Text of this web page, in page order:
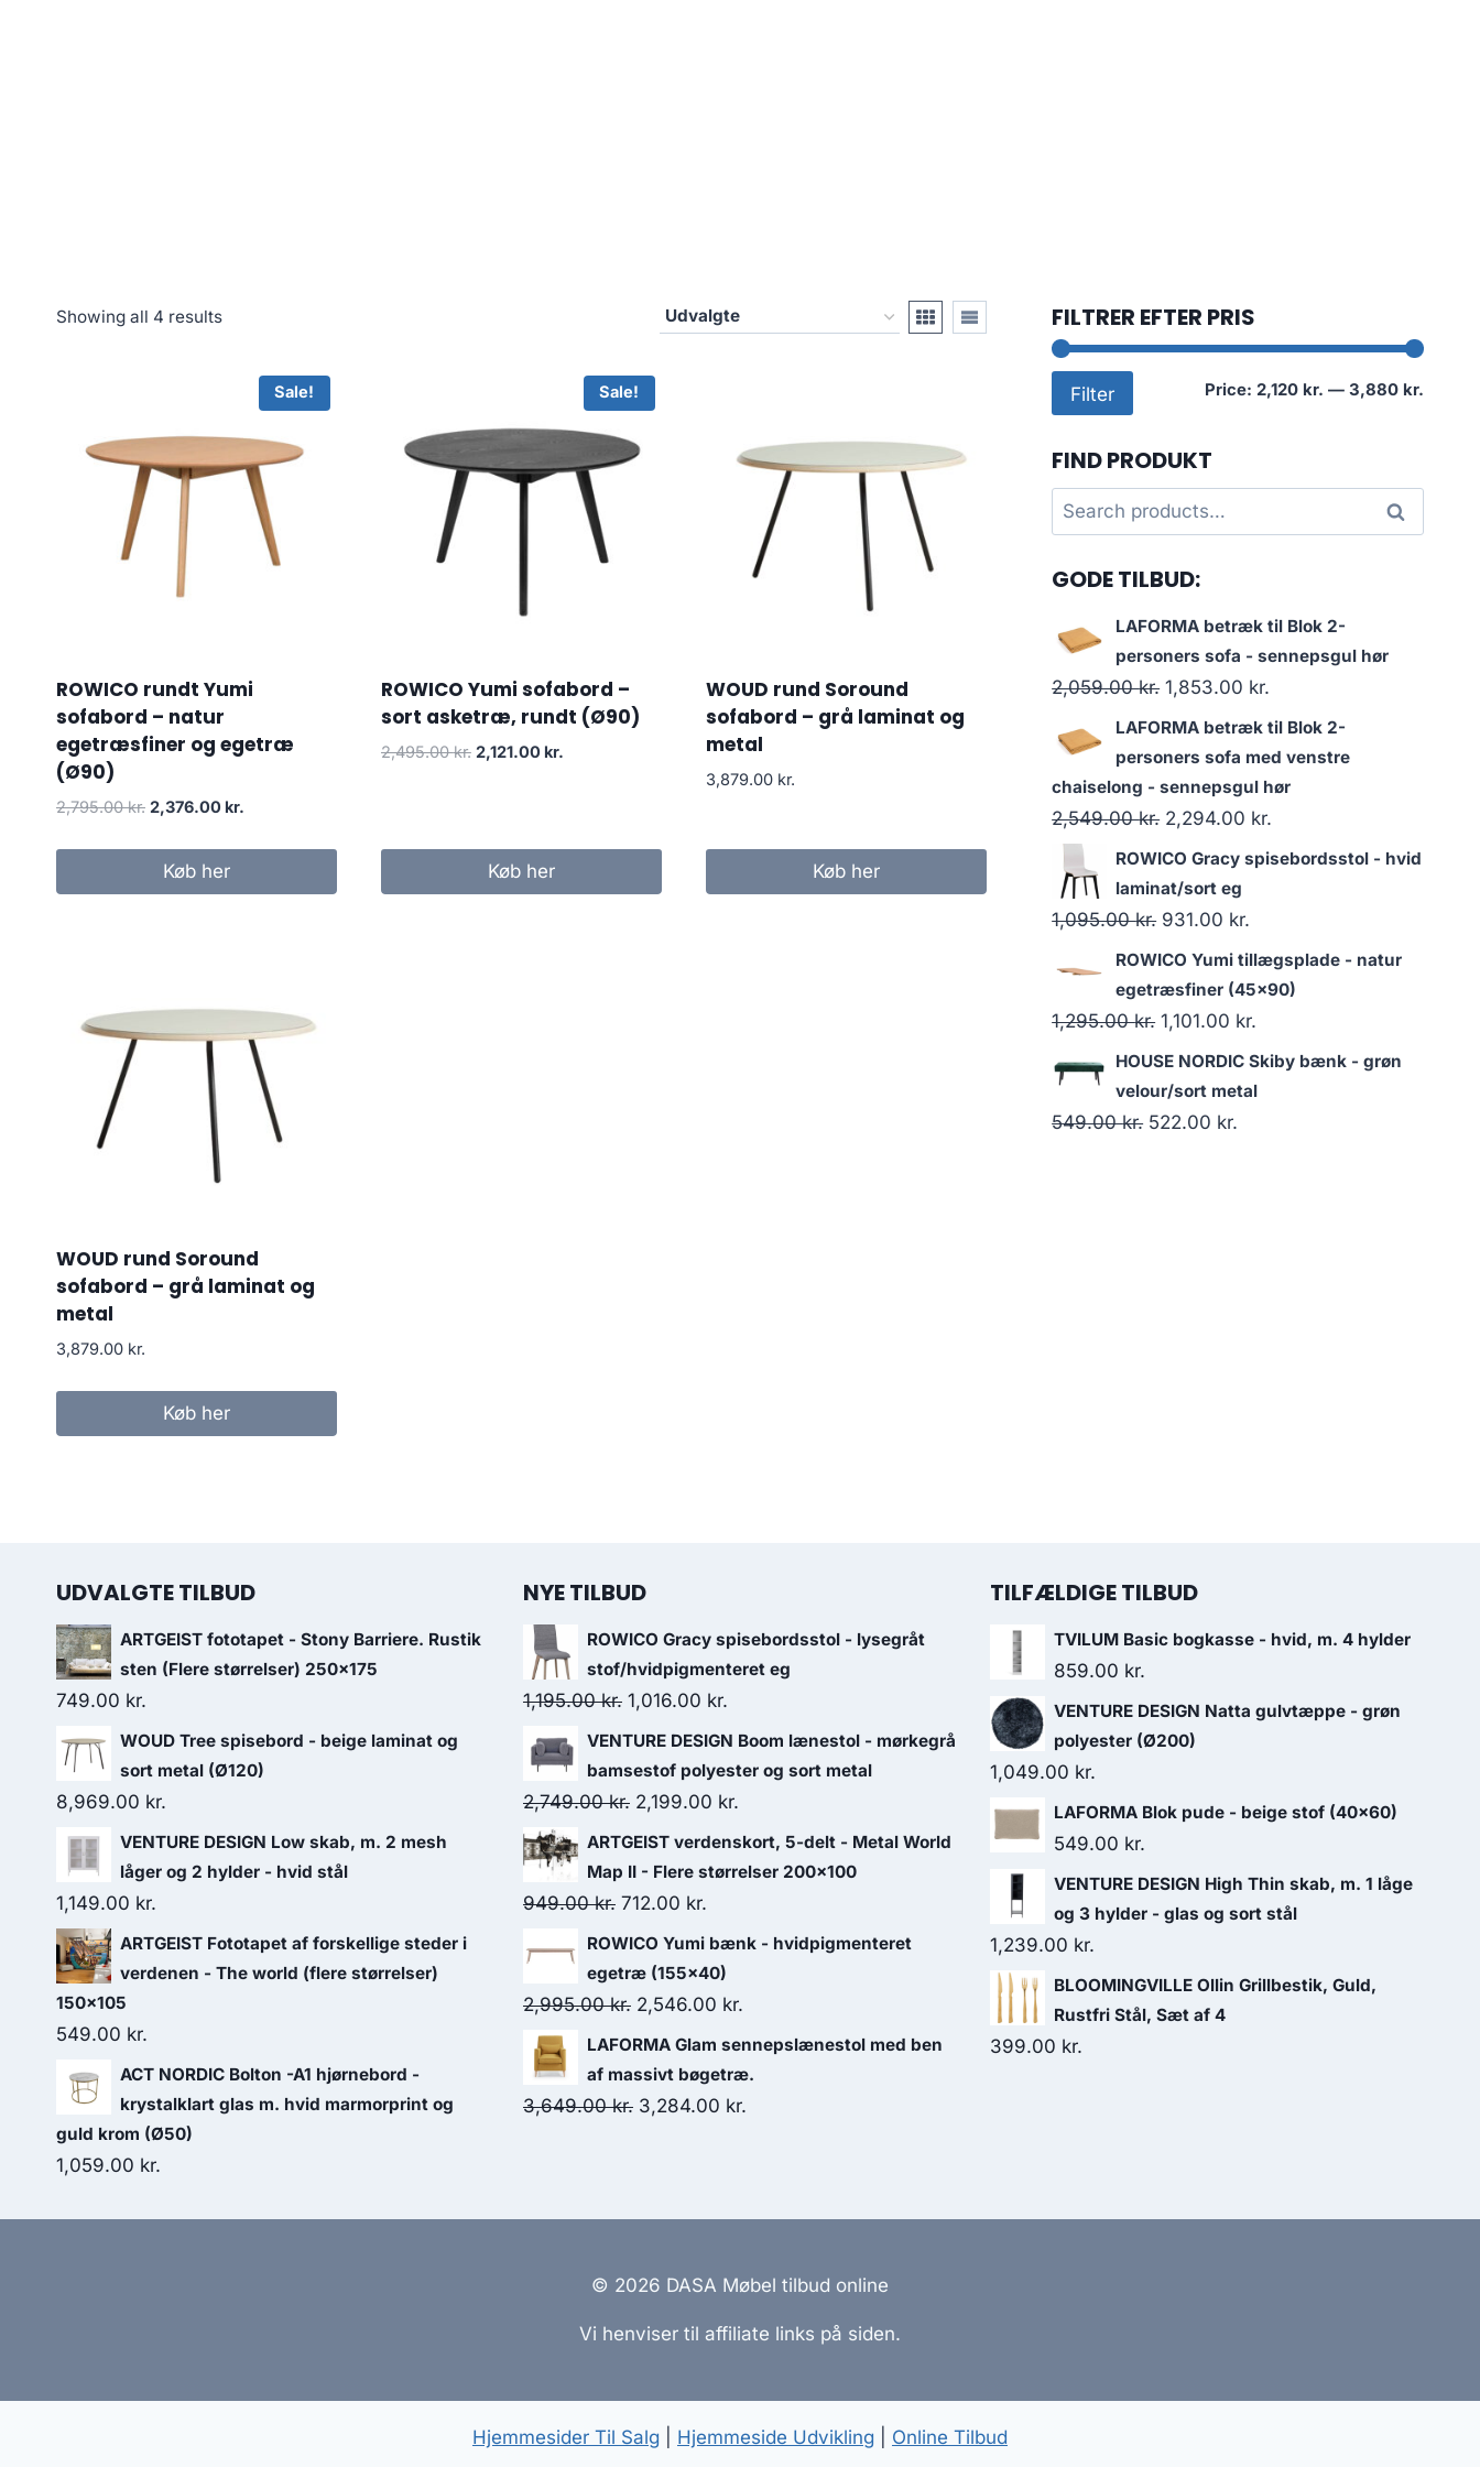
Showing all 4 results
Sale!
ROWICO rundt Yumi
sofabord – natur
egetræsfiner og egetræ
(Ø90)
2,795.00kr. 2,376.00 kr.
Køb her
Sale!
ROWICO Yumi sofabord –
sort asketræ, rundt (Ø90)
2,495.00kr. 2,121.00 kr.
Køb her
WOUD rund Soround
sofabord – grå laminat og
metal
3,879.00 kr.
Køb her
WOUD rund Soround
sofabord – grå laminat og
metal
3,879.00 kr.
Køb her
FILTRER EFTER PRIS
Min
Max
Filter Price: 2,120 kr. — 3,880 kr.
FIND PRODUKT
Search
for:
Search
GODE TILBUD:
LAFORMA betræk til Blok 2-
personers sofa - sennepsgul hør
2,059.00kr. 1,853.00 kr.
LAFORMA betræk til Blok 2-
personers sofa med venstre
chaiselong - sennepsgul hør
2,549.00kr. 2,294.00 kr.
ROWICO Gracy spisebordsstol - hvid
laminat/sort eg
1,095.00kr. 931.00 kr.
ROWICO Yumi tillægsplade - natur
egetræsfiner (45x90)
1,295.00kr. 1,101.00 kr.
HOUSE NORDIC Skiby bænk - grøn
velour/sort metal
549.00kr. 522.00 kr.
UDVALGTE TILBUD
ARTGEIST fototapet - Stony Barriere. Rustik
sten (Flere størrelser) 250x175
749.00 kr.
WOUD Tree spisebord - beige laminat og
sort metal (Ø120)
8,969.00 kr.
VENTURE DESIGN Low skab, m. 2 mesh
låger og 2 hylder - hvid stål
1,149.00 kr.
ARTGEIST Fototapet af forskellige steder i
verdenen - The world (flere størrelser)
150x105
549.00 kr.
ACT NORDIC Bolton -A1 hjørnebord -
krystalklart glas m. hvid marmorprint og
guld krom (Ø50)
1,059.00 kr.
NYE TILBUD
ROWICO Gracy spisebordsstol - lysegråt
stof/hvidpigmenteret eg
1,195.00kr. 1,016.00 kr.
VENTURE DESIGN Boom lænestol - mørkegrå
bamsestof polyester og sort metal
2,749.00kr. 2,199.00 kr.
ARTGEIST verdenskort, 5-delt - Metal World
Map II - Flere størrelser 200x100
949.00kr. 712.00 kr.
ROWICO Yumi bænk - hvidpigmenteret
egetræ (155x40)
2,995.00kr. 2,546.00 kr.
LAFORMA Glam sennepslænestol med ben
af massivt bøgetræ.
3,649.00kr. 3,284.00 kr.
TILFÆLDIGE TILBUD
TVILUM Basic bogkasse - hvid, m. 4 hylder
859.00 kr.
VENTURE DESIGN Natta gulvtæppe - grøn
polyester (Ø200)
1,049.00 kr.
LAFORMA Blok pude - beige stof (40x60)
549.00 kr.
VENTURE DESIGN High Thin skab, m. 1 låge
og 3 hylder - glas og sort stål
1,239.00 kr.
BLOOMINGVILLE Ollin Grillbestik, Guld,
Rustfri Stål, Sæt af 4
399.00 kr.
© 2026 DASA Møbel tilbud online
Vi henviser til affiliate links på siden.
Hjemmesider Til Salg Hjemmeside Udvikling Online Tilbud